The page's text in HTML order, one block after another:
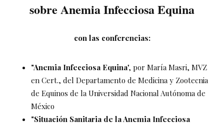
sobre Anemia Infecciosa Equina
con las conferencias:
"Anemia Infecciosa Equina", por María Masri, MVZ
en Cert., del Departamento de Medicina y Zootecnia
de Equinos de la Universidad Nacional Autónoma de
México
"Situación Sanitaria de la Anemia Infecciosa